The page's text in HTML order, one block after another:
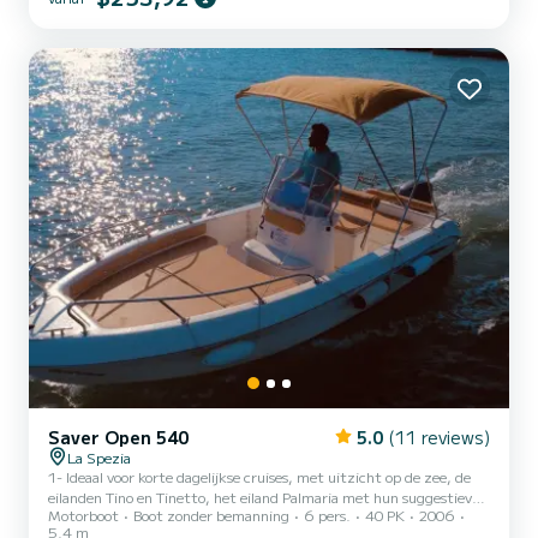
La Spezia Porto Mirabello, Lerici, S. Terenzo, enz. BRANDSTOF
Saver Open 540 5.0 (11 reviews)
La Spezia
1- Ideaal voor korte dagelijkse cruises, met uitzicht op de zee, de
eilanden Tino en Tinetto, het eiland Palmaria met hun suggestieve
kliffen die uitkijken op de zee en zeegrotten, rots del Ferale, voor
Motorboot Boot zonder bemanning 6 pers. 40 PK
2006
5.4 m